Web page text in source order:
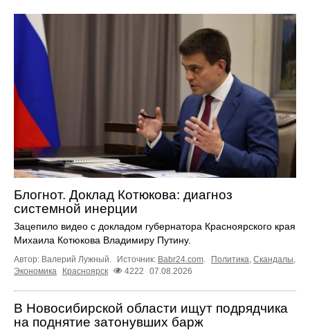
Блогнот. Доклад Котюкова: диагноз
системной инерции
Зацепило видео с докладом губернатора Красноярского края
Михаила Котюкова Владимиру Путину.
Автор: Валерий Лужный. Источник: Babr24.com Политика Скандалы
Экономика
Красноярск 4222 07.08.2026
В Новосибирской области ищут подрядчика
на поднятие затонувших барж